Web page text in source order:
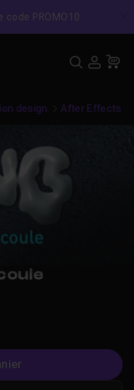
PROMO10
design After Effects